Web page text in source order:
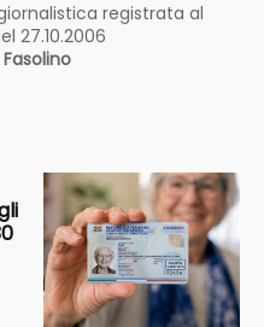
registrata al
27.10.2006